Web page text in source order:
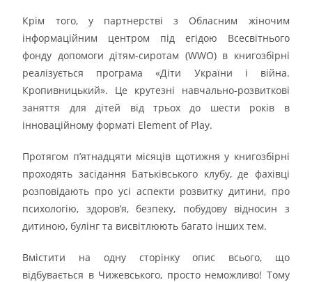
Крім того, у партнерстві з Обласним жіночим
інформаційним центром під егідою Всесвітнього
фонду допомоги дітям-сиротам (WWO) в книгозбірні
реалізується програма «Діти України і війна.
Кропивницький». Це крутезні навчально-розвиткові
заняття для дітей від трьох до шести років в
інноваційному форматі Element of Play.
Протягом п’ятнадцяти місяців щотижня у книгозбірні
проходять засідання Батьківського клубу, де фахівці
розповідають про усі аспекти розвитку дитини, про
психологію, здоров’я, безпеку, побудову відносин з
дитиною, булінг та висвітлюють багато інших тем.
Вмістити на одну сторінку опис всього, що
відбувається в Чижевського, просто неможливо! Тому